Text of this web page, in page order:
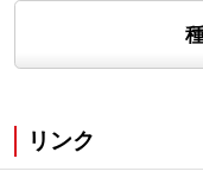
リンク